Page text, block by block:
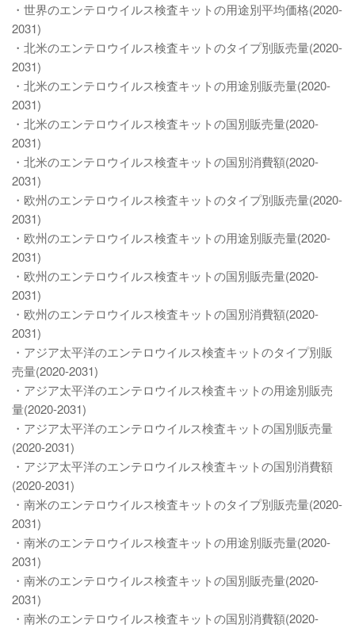
・世界のエンテロウイルス検査キットの用途別平均価格(2020-
2031)
・北米のエンテロウイルス検査キットのタイプ別販売量(2020-
2031)
・北米のエンテロウイルス検査キットの用途別販売量(2020-
2031)
・北米のエンテロウイルス検査キットの国別販売量(2020-
2031)
・北米のエンテロウイルス検査キットの国別消費額(2020-
2031)
・欧州のエンテロウイルス検査キットのタイプ別販売量(2020-
2031)
・欧州のエンテロウイルス検査キットの用途別販売量(2020-
2031)
・欧州のエンテロウイルス検査キットの国別販売量(2020-
2031)
・欧州のエンテロウイルス検査キットの国別消費額(2020-
2031)
・アジア太平洋のエンテロウイルス検査キットのタイプ別販
売量(2020-2031)
・アジア太平洋のエンテロウイルス検査キットの用途別販売
量(2020-2031)
・アジア太平洋のエンテロウイルス検査キットの国別販売量
(2020-2031)
・アジア太平洋のエンテロウイルス検査キットの国別消費額
(2020-2031)
・南米のエンテロウイルス検査キットのタイプ別販売量(2020-
2031)
・南米のエンテロウイルス検査キットの用途別販売量(2020-
2031)
・南米のエンテロウイルス検査キットの国別販売量(2020-
2031)
・南米のエンテロウイルス検査キットの国別消費額(2020-